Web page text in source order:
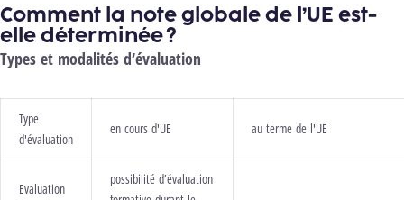
Comment la note globale de l’UE est-
elle déterminée ?
Types et modalités d’évaluation
Type
d'évaluation
en cours d'UE au terme de l'UE
Evaluation
possibilité d’évaluation